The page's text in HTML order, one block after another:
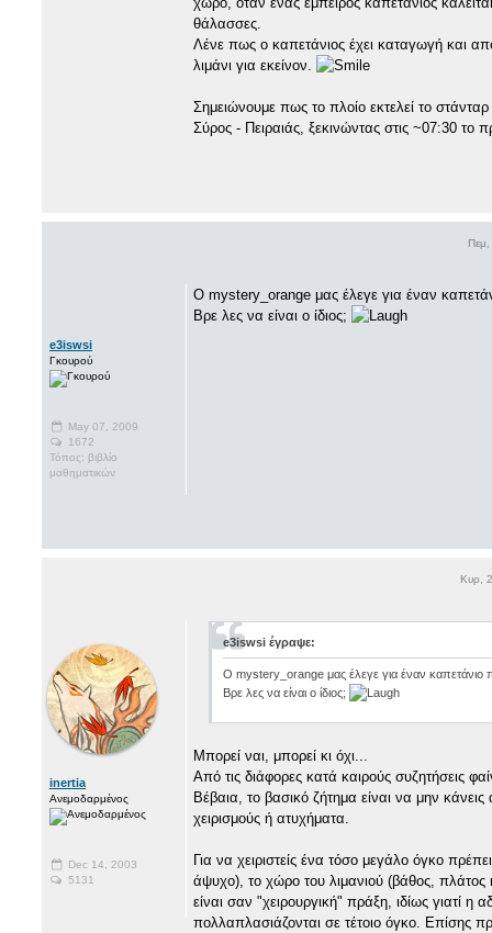
θάλασσες.
Λένε πως ο καπετάνιος έχει καταγωγή και
λιμάνι για εκείνον.
Σημειώνουμε πως το πλοίο εκτελεί το
Σύρος - Πειραιάς, ξεκινώντας στις ~07:30 το
e3iswsi
Γκουρού
May 07, 2009
1672
Τόπος: βιβλίο
μαθηματικών
Ο mystery_orange μας έλεγε για έναν
Βρε λες να είναι ο ίδιος;
Κυρ,
inertia
Ανεμοδαρμένος
Dec 14, 2003
5131
e3iswsi έγραψε:
Ο mystery_orange μας έλεγε για έναν καπετάνιο
Βρε λες να είναι ο ίδιος;
Μπορεί ναι, μπορεί κι όχι...
Από τις διάφορες κατά καιρούς συζητήσεις
Βέβαια, το βασικό ζήτημα είναι να μην
χειρισμούς ή ατυχήματα.
Για να χειριστείς ένα τόσο μεγάλο όγκο
άψυχο), το χώρο του λιμανιού (βάθος, πλάτος
είναι σαν "χειρουργική" πράξη, ιδίως γιατί η
πολλαπλασιάζονται σε τέτοιο όγκο. Επίσης